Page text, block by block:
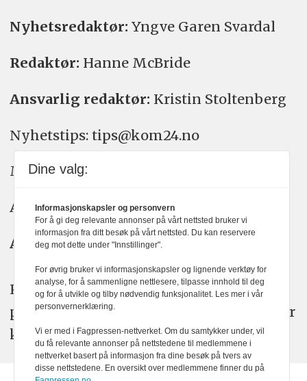
Nyhetsredaktør: Yngve Garen Svardal
Redaktør: Hanne McBride
Ansvarlig redaktør: Kristin Stoltenberg
Nyhetstips: tips@kom24.no
Meninger: meninger@kom24.no
Annonse: annonse@watchmedia.no
Abonnement:kom24@watchmedia.no
KOM24 arbeider etter Vær Varsom-
plakatens regler for god presseskikk. Her
kan du lese mer omPFUsarbeid.
Dine valg:
Informasjonskapsler og personvern
For å gi deg relevante annonser på vårt nettsted bruker vi
informasjon fra ditt besøk på vårt nettsted. Du kan reservere
deg mot dette under "Innstillinger".
For øvrig bruker vi informasjonskapsler og lignende verktøy for
analyse, for å sammenligne nettlesere, tilpasse innhold til deg
og for å utvikle og tilby nødvendig funksjonalitet. Les mer i vår
personvernerklæring.
Vi er med i Fagpressen-nettverket. Om du samtykker under, vil
du få relevante annonser på nettstedene til medlemmene i
nettverket basert på informasjon fra dine besøk på tvers av
disse nettstedene. En oversikt over medlemmene finner du på